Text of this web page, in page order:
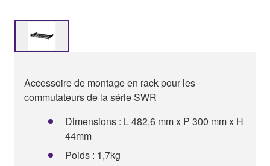
Accessoire de montage en rack pour les
commutateurs de la série SWR
Dimensions : L 482,6 mm x P 300 mm x H
44mm
Poids : 1,7kg